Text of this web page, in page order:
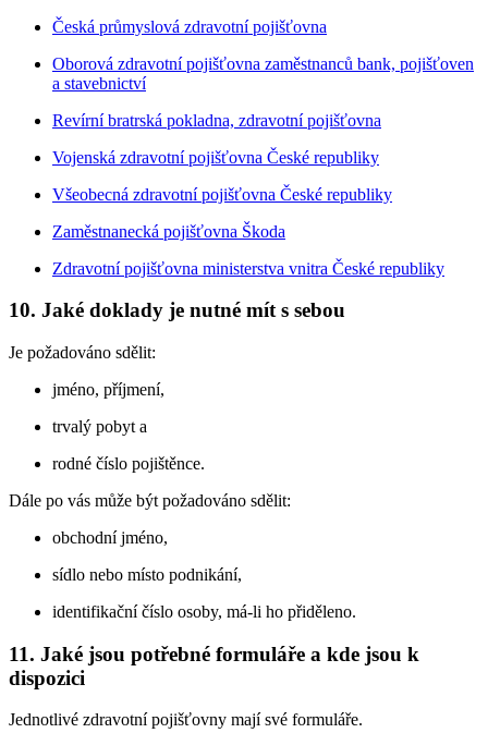
Česká průmyslová zdravotní pojišťovna
Oborová zdravotní pojišťovna zaměstnanců bank, pojišťoven
a stavebnictví
Revírní bratrská pokladna, zdravotní pojišťovna
Vojenská zdravotní pojišťovna České republiky
Všeobecná zdravotní pojišťovna České republiky
Zaměstnanecká pojišťovna Škoda
Zdravotní pojišťovna ministerstva vnitra České republiky
10. Jaké doklady je nutné mít s sebou
Je požadováno sdělit:
jméno, příjmení,
trvalý pobyt a
rodné číslo pojištěnce.
Dále po vás může být požadováno sdělit:
obchodní jméno,
sídlo nebo místo podnikání,
identifikační číslo osoby, má-li ho přiděleno.
11. Jaké jsou potřebné formuláře a kde jsou k
dispozici
Jednotlivé zdravotní pojišťovny mají své formuláře.